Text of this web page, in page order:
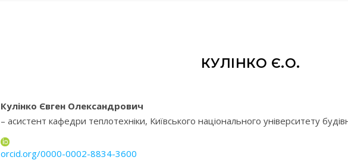
КУЛІНКО Є.О.
Кулінко Євген Олександрович
– асистент кафедри теплотехніки, Київського національного університету
orcid.org/0000-0002-8834-3600